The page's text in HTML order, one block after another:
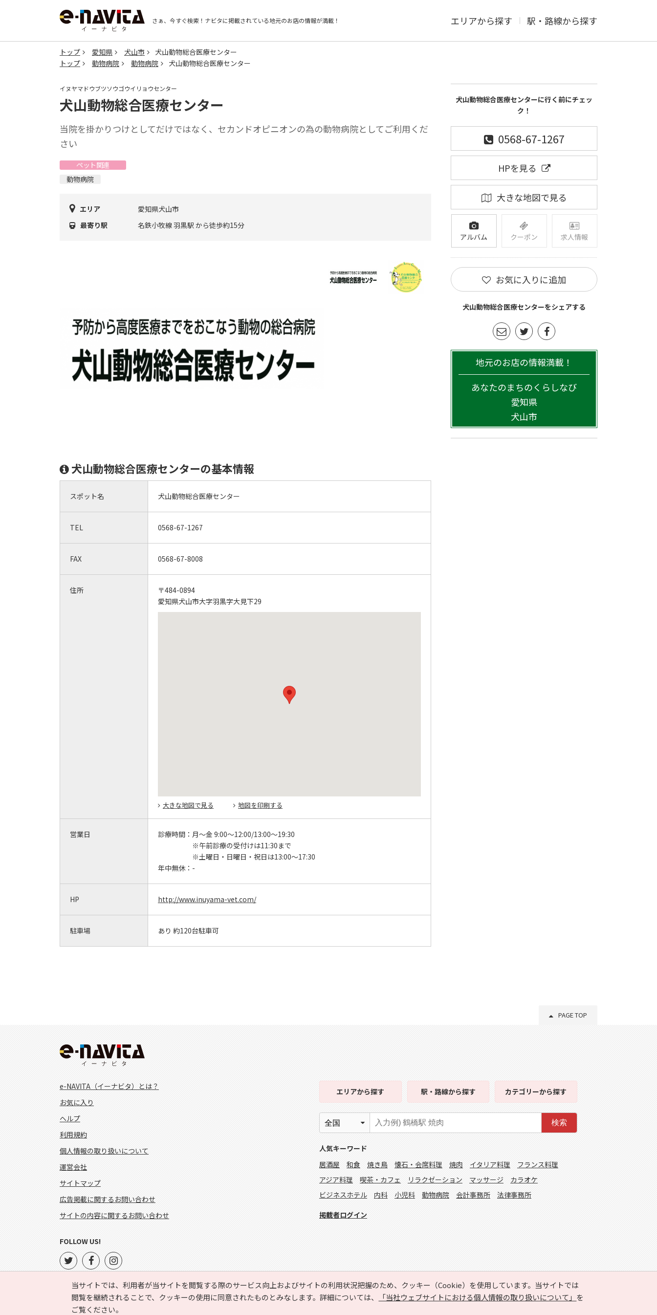
さぁ、今すぐ検索！ ナビタに掲載されている地元のお店の情報が満載！ エリアから探す 駅・路線から探す
トップ 愛知県 犬山市
犬山動物総合医療センター
トップ
動物病院 動物病院 犬山動物総合医療センター
イヌヤマドウブツソウゴウイリョウセンター
犬山動物総合医療センター
当院を掛かりつけとしてだけではなく、セカンドオピニオンの為の動物病院としてご利用くだ
さい
ペット関連
動物病院
エリア
愛知県犬山市
最寄り駅
名鉄小牧線 羽黒駅 から徒歩約15分
犬山動物総合医療センターの基本情報
スポット名 犬山動物総合医療センター
TEL 0568-67-1267
FAX 0568-67-8008
住所
〒484-0894
愛知県犬山市大字羽黒字大見下29
大きな地図で見る 地図を印刷する
営業日 診療時間： 月～金 9:00～12:00/13:00～19:30
※午前診療の受付けは11:30まで
※土曜日・日曜日・祝日は13:00～17:30
年中無休： -
HP http://www.inuyama-vet.com/
駐車場 あり 約120台駐車可
犬山動物総合医療センターに行く前にチェッ
ク！
0568-67-1267
HPを見る
大きな地図で見る
アルバム クーポン 求人情報
お気に入りに追加
犬山動物総合医療センターをシェアする
地元のお店の情報満載！
あなたのまちのくらしなび
愛知県
犬山市
PAGE TOP
当サイトでは、利用者が当サイトを閲覧する際のサービス向上およびサイトの利用状況把握のため、クッキー（Cookie）を使用しています。当サイトでは
閲覧を継続されることで、クッキーの使用に同意されたものとみなします。詳細については、
「当社ウェブサイトにおける個人情報の取り扱いについて」 を
ご覧ください。
e-NAVITA（イーナビタ）とは？
お気に入り
ヘルプ
利用規約
個人情報の取り扱いについて
運営会社
サイトマップ
広告掲載に関するお問い合わせ
サイトの内容に関するお問い合わせ
エリアから探す 駅・路線から探す カテゴリーから探す
検索
人気キーワード
居酒屋
和食 焼き鳥 懐石・会席料理 焼肉 イタリア料理
フランス料理
アジア料理
喫茶・カフェ リラクゼーション マッサージ
カラオケ
ビジネスホテル
内科 小児科 動物病院 会計事務所 法律事務所
掲載者ログイン
FOLLOW US!
Copyright © HYOJITO.Co.,Ltd. All Rights Reserved.